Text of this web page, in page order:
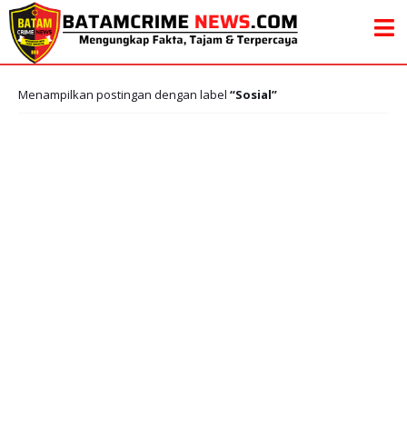
Menampilkan postingan dengan label Sosial